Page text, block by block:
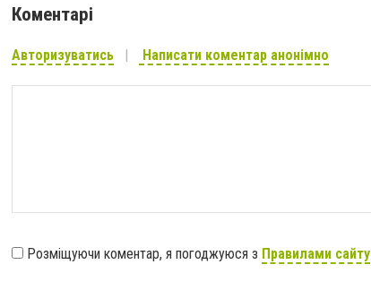
Коментарі
Авторизуватись Написати коментар анонімно
Розміщуючи коментар, я погоджуюся з Правилами сайту